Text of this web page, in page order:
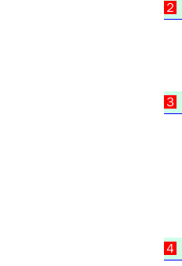
２
３
４